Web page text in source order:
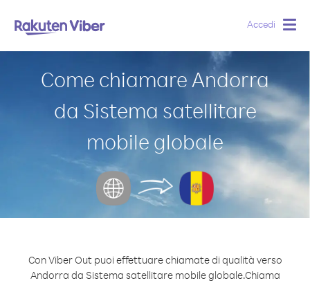
Accedi
Come chiamare Andorra
da Sistema satellitare
mobile globale
Con Viber Out puoi effettuare chiamate di qualità verso
Andorra da Sistema satellitare mobile globale.Chiama